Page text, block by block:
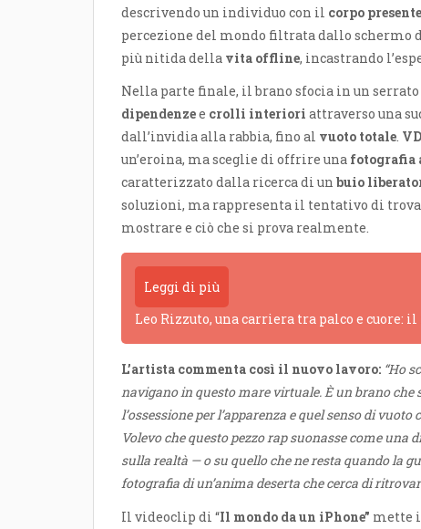
descrivendo un individuo con il corpo presente
percezione del mondo filtrata dallo schermo
più nitida della vita offline, incastrando
Nella parte finale, il brano sfocia in un serrato
dipendenzee crolli interiori attraverso una
dall’invidia alla rabbia, fino al vuoto totale.
un’eroina, ma sceglie di offrire una fotografia
caratterizzato dalla ricerca di un buio
soluzioni, ma rappresenta il tentativo di
mostrare e ciò che si prova realmente.
Leggi di più
Leo Rizzuto, una carriera tra palco e cuore:
L’artista commenta così il nuovo lavoro: “Ho
navigano in questo mare virtuale. È un brano
l’ossessione per l’apparenza e quel senso di
Volevo che questo pezzo rap suonasse come
sulla realtà — o su quello che ne resta quando la
fotografia di un’anima deserta che cerca di
Il videoclip di “Il mondo da un iPhone” mette